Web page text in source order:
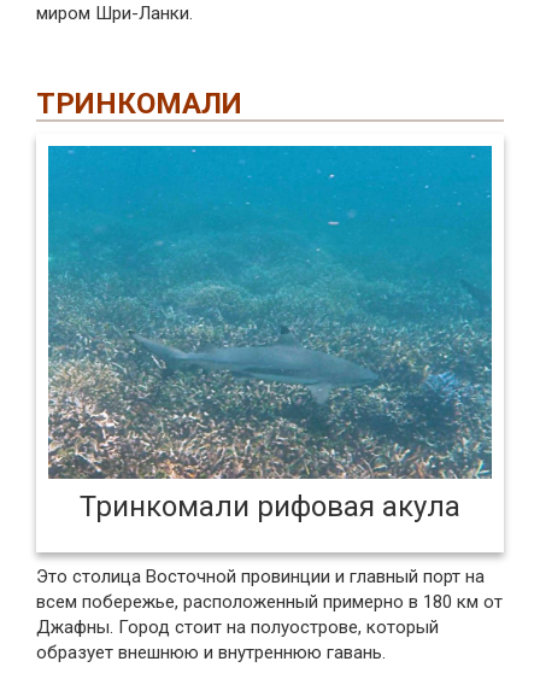
миром Шри-Ланки.
ТРИНКОМАЛИ
Тринкомали рифовая акула
Это столица Восточной провинции и главный порт на
всем побережье, расположенный примерно в 180 км от
Джафны. Город стоит на полуострове, который
образует внешнюю и внутреннюю гавань.